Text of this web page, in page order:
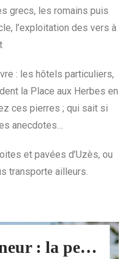
grecs, les romains puis
l’exploitation des vers à
: les hôtels particuliers,
la Place aux Herbes en
ces pierres ; qui sait si
anecdotes…
et pavées d’Uzès, ou
transporte ailleurs.
Uzès à l’honneur : la perle du Gard sous les feux des projecteurs